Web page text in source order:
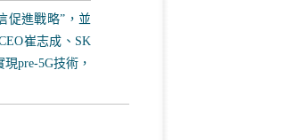
促進戰略”，並
崔志成、SK
pre-5G技術，